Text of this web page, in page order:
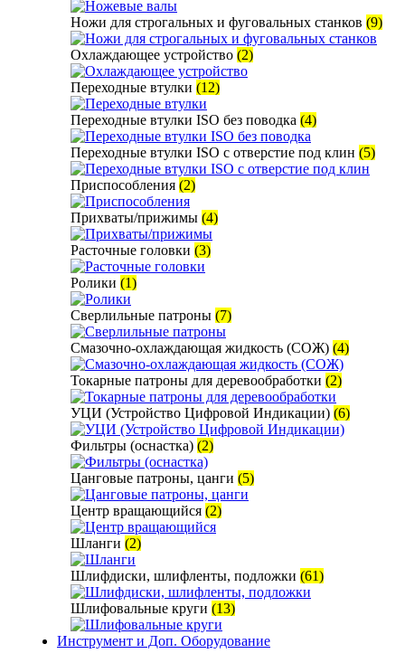
Ножи для строгальных и фуговальных станков (9)
Охлаждающее устройство (2)
Переходные втулки (12)
Переходные втулки ISO без поводка (4)
Переходные втулки ISO с отверстие под клин (5)
Приспособления (2)
Прихваты/прижимы (4)
Расточные головки (3)
Ролики (1)
Сверлильные патроны (7)
Смазочно-охлаждающая жидкость (СОЖ) (4)
Токарные патроны для деревообработки (2)
УЦИ (Устройство Цифровой Индикации) (6)
Фильтры (оснастка) (2)
Цанговые патроны, цанги (5)
Центр вращающийся (2)
Шланги (2)
Шлифдиски, шлифленты, подложки (61)
Шлифовальные круги (13)
Инструмент и Доп. Оборудование